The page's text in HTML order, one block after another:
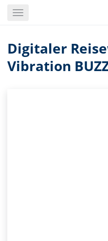
Toggle
Digitaler
Vibration